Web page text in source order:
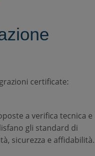
certificate:
a verifica tecnica e
gli standard di
sicurezza e affidabilità.